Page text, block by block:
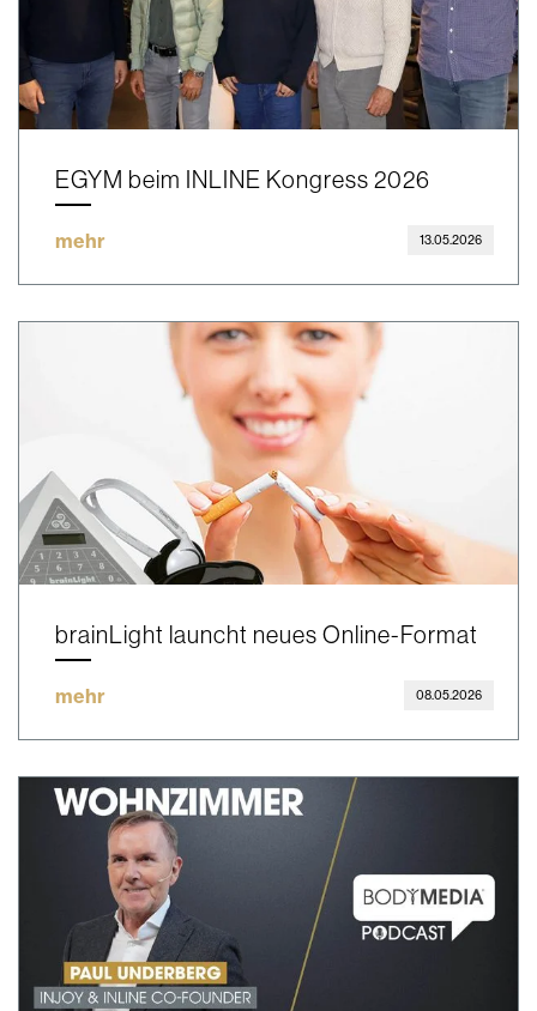
EGYM beim INLINE Kongress 2026
mehr 13.05.2026
brainLight launcht neues Online-Format
mehr 08.05.2026